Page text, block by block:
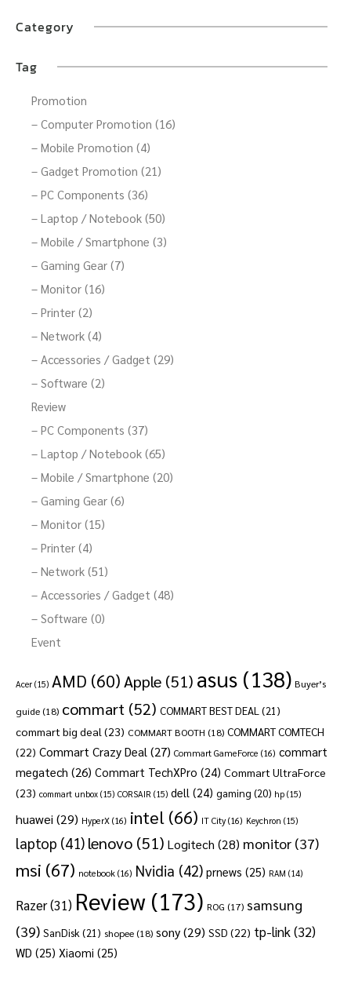
Category
Tag
Promotion
– Computer Promotion (16)
– Mobile Promotion (4)
– Gadget Promotion (21)
– PC Components (36)
– Laptop / Notebook (50)
– Mobile / Smartphone (3)
– Gaming Gear (7)
– Monitor (16)
– Printer (2)
– Network (4)
– Accessories / Gadget (29)
– Software (2)
Review
– PC Components (37)
– Laptop / Notebook (65)
– Mobile / Smartphone (20)
– Gaming Gear (6)
– Monitor (15)
– Printer (4)
– Network (51)
– Accessories / Gadget (48)
– Software (0)
Event
Acer (15) AMD (60)Apple (51) asus (138) Buyer’s
guide (18) commart (52) COMMART BEST DEAL (21)
commart big deal (23) COMMART BOOTH (18) COMMART COMTECH
(22) Commart Crazy Deal (27) Commart GameForce (16) commart
megatech (26) Commart TechXPro (24) Commart UltraForce
(23) commart unbox (15) CORSAIR (15) dell (24) gaming (20) hp (15)
huawei (29) HyperX (16) intel (66) IT City (16) Keychron (15)
laptop (41) lenovo (51) Logitech (28) monitor (37)
msi (67) notebook (16) Nvidia (42) prnews (25) RAM (14)
Razer(31) Review (173) ROG (17) samsung
(39) SanDisk (21) shopee (18) sony(29) SSD (22) tp-link(32)
WD (25) Xiaomi (25)